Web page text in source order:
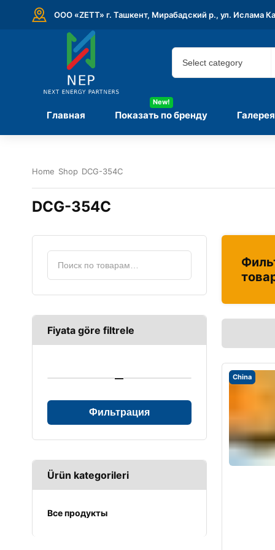
ООО «ZETT» г. Ташкент, Мирабадский р., ул. Ислама
Главная Показать по бренду
New!
Галерея
Home Shop DCG-354C
DCG-354C
Fiyata göre filtrele
Фильтрация
—
Ürün kategorileri
Все продукты
China